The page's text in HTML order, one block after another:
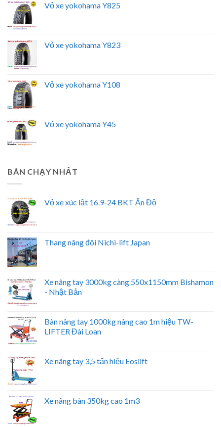
Vỏ xe yokohama Y825
Vỏ xe yokohama Y823
Vỏ xe yokohama Y108
Vỏ xe yokohama Y45
BÁN CHẠY NHẤT
Vỏ xe xúc lật 16.9-24 BKT Ấn Độ
Thang nâng đôi Nichi-lift Japan
Xe nâng tay 3000kg càng 550x1150mm Bishamon
- Nhật Bản
Bàn nâng tay 1000kg nâng cao 1m hiệu TW-
LIFTER Đài Loan
Xe nâng tay 3,5 tấn hiệu Eoslift
Xe nâng bàn 350kg cao 1m3